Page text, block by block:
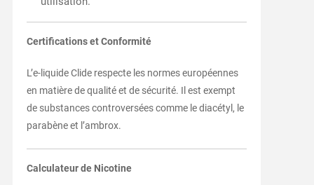
Certifications et Conformité
L’e-liquide Clide respecte les normes européennes
en matière de qualité et de sécurité. Il est exempt
de substances controversées comme le diacétyl, le
parabène et l’ambrox.
Calculateur de Nicotine